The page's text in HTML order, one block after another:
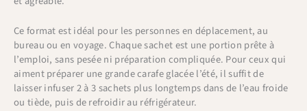
Ce format est idéal pour les personnes en déplacement, au
bureau ou en voyage. Chaque sachet est une portion prête à
l’emploi, sans pesée ni préparation compliquée. Pour ceux qui
aiment préparer une grande carafe glacée l’été, il suffit de
laisser infuser 2 à 3 sachets plus longtemps dans de l’eau froide
ou tiède, puis de refroidir au réfrigérateur.